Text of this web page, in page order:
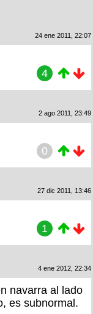
24 ene 2011, 22:07
4
2 ago 2011, 23:49
0
27 dic 2011, 13:46
1
4 ene 2012, 22:34
navarra al lado
es subnormal.